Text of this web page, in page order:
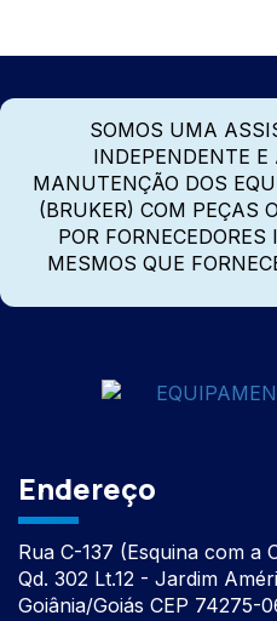
SOMOS UMA
INDEPENDENTE
MANUTENÇÃO DOS
(BRUKER) COM PEÇAS
POR
MESMOS QUE
Endereço
Rua C-137 (Esquina com a
Qd. 302 Lt.12 - Jardim
Goiânia/Goiás CEP 74275-